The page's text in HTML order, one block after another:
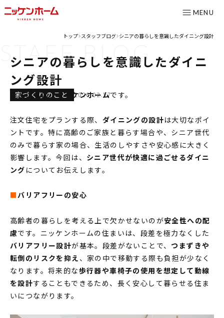
MENU
CONTENTS
コンセプト
ニッケンホームの強み
耐震/耐火性能
アフターメンテナンス
グレード紹介
ゆとりの暮らし研究所
家づくりの流れ
INFORMATION
イベント情報
スタッフブログ
住まいづくりのコラム
トップ
>
スタッフブログ
>
シニアの暮らしを意識したダイニング設計
シニアの暮らしを意識したダイニ
ング設計
STAFF BLOG
家づくりのこと 2026.02.17
こんにちは、ニッケンホームです。
注文住宅をプランする際、 ダイニングの設計は大切なポイ
ントです。特に高齢のご家族と暮らす場合や、シニア世代
のみで暮らす家の場合、生活のしやすさや安心感に大きく
影響します。今回は、 シニア世代が快適に過ごせるダイニ
ング についてお伝えします。
■バリアフリーの安心
高齢者の暮らしを考える上で欠かせないのが安全性への配
慮です。ニッケンホームの住まいは、段差を極力なくした
バリアフリー設計が基本。段差がないことで、 つまずきや
転倒のリスクを抑え 、家の中で移動する際も負担が少なく
なります。将来的な歩行器や車椅子の使用を想定して動線
を設計することもできるため、長く安心して暮らせる住ま
いにつながります。